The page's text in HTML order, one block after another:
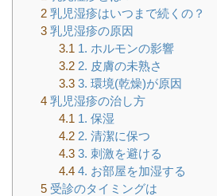
2 乳児湿疹はいつまで続くの？
3 乳児湿疹の原因
3.1 1. ホルモンの影響
3.22. 皮膚の未熟さ
3.33. 環境(乾燥)が原因
4 乳児湿疹の治し方
4.1 1. 保湿
4.22. 清潔に保つ
4.33. 刺激を避ける
4.44. お部屋を加湿する
5 受診のタイミングは